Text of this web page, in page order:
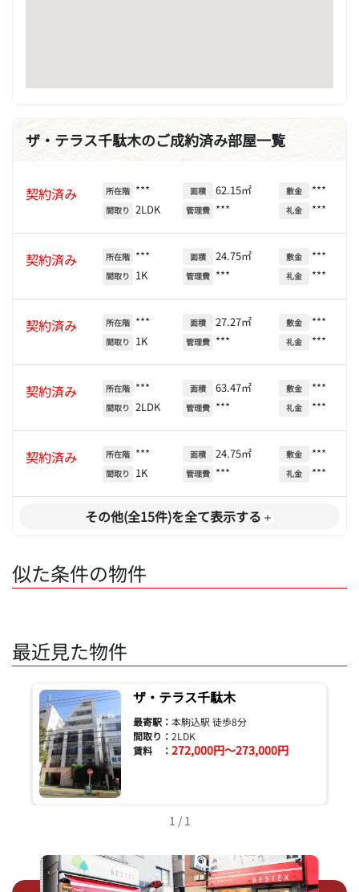
ザ・テラス千駄木のご成約済み部屋一覧
契約済み 所在階 ***
間取り 2LDK
面積 62.15㎡
管理費 ***
敷金 ***
礼金 ***
契約済み 所在階 ***
間取り 1K
面積 24.75㎡
管理費 ***
敷金 ***
礼金 ***
契約済み 所在階 ***
間取り 1K
面積 27.27㎡
管理費 ***
敷金 ***
礼金 ***
契約済み 所在階 ***
間取り 2LDK
面積 63.47㎡
管理費 ***
敷金 ***
礼金 ***
契約済み 所在階 ***
間取り 1K
面積 24.75㎡
管理費 ***
敷金 ***
礼金 ***
その他(全15件)を全て表示する
似た条件の物件
最近見た物件
ザ・テラス千駄木
最寄駅： 本駒込駅 徒歩8分
間取り： 2LDK
賃料 ： 272,000円～273,000円
1 / 1